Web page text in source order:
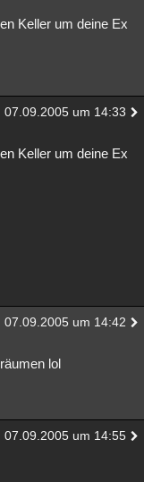
Keller um deine Ex
07.09.2005 um 14:33
Keller um deine Ex
07.09.2005 um 14:42
lol
07.09.2005 um 14:55